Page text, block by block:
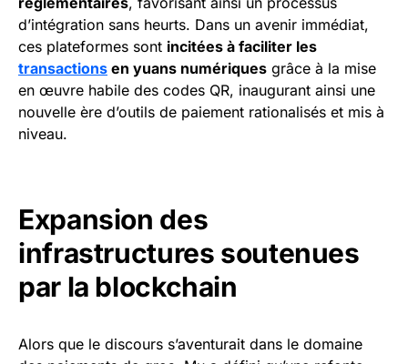
d’intégration sans heurts. Dans un avenir immédiat,
ces plateformes sont incitées à faciliter les
transactions en yuans numériques grâce à la mise
en œuvre habile des codes QR, inaugurant ainsi une
nouvelle ère d’outils de paiement rationalisés et mis à
niveau.
Expansion des
infrastructures soutenues
par la blockchain
Alors que le discours s’aventurait dans le domaine